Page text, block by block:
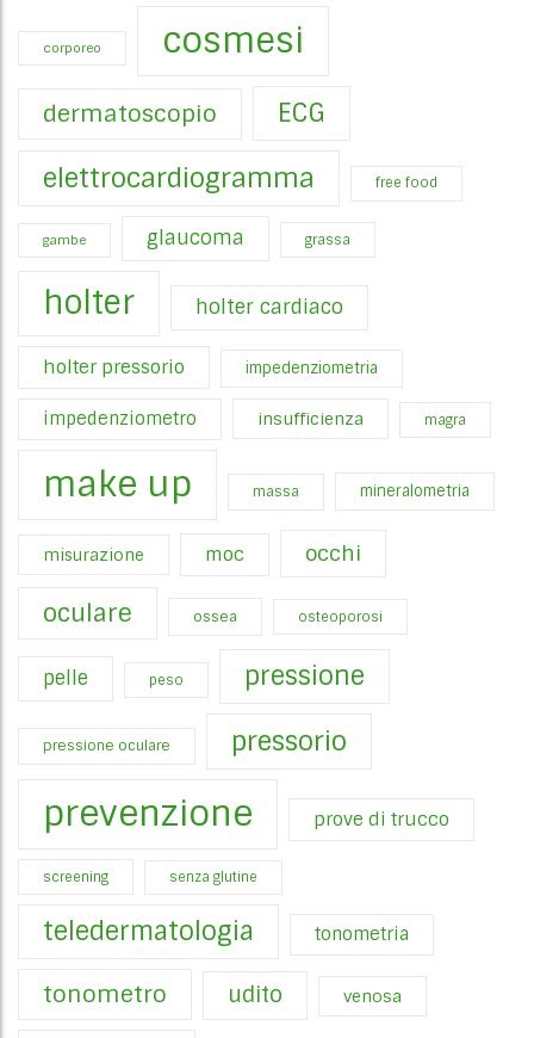
corporeo cosmesi
dermatoscopio ECG
elettrocardiogramma free food
gambe glaucoma grassa
holter holter cardiaco
holter pressorio impedenziometria
impedenziometro insufficienza magra
make up massa mineralometria
misurazione moc occhi
oculare ossea osteoporosi
pelle peso pressione
pressione oculare pressorio
prevenzione prove di trucco
screening senza glutine
teledermatologia tonometria
tonometro udito venosa